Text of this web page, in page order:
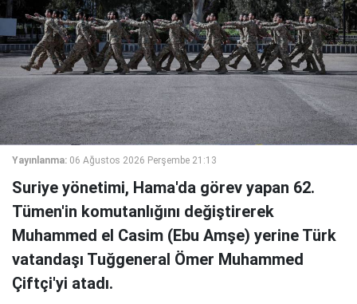
Yayınlanma: 06 Ağustos 2026 Perşembe 21:13
Suriye yönetimi, Hama'da görev yapan 62.
Tümen'in komutanlığını değiştirerek
Muhammed el Casim (Ebu Amşe) yerine Türk
vatandaşı Tuğgeneral Ömer Muhammed
Çiftçi'yi atadı.